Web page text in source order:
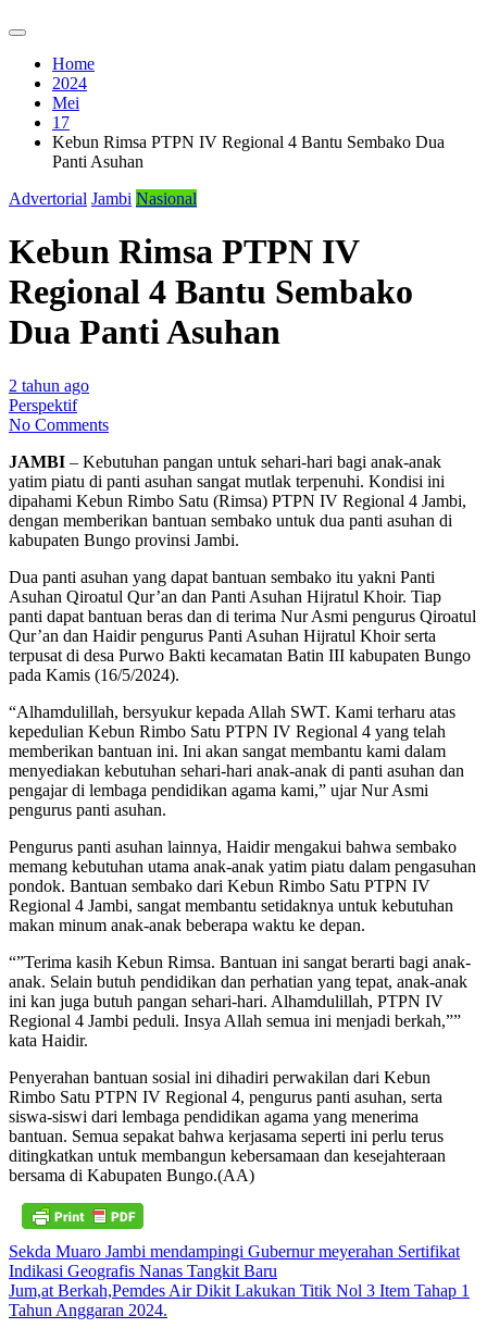
Home
2024
Mei
17
Kebun Rimsa PTPN IV Regional 4 Bantu Sembako Dua
Panti Asuhan
Advertorial Jambi Nasional
Kebun Rimsa PTPN IV
Regional 4 Bantu Sembako
Dua Panti Asuhan
2 tahun ago
Perspektif
No Comments
JAMBI – Kebutuhan pangan untuk sehari-hari bagi anak-anak
yatim piatu di panti asuhan sangat mutlak terpenuhi. Kondisi ini
dipahami Kebun Rimbo Satu (Rimsa) PTPN IV Regional 4 Jambi,
dengan memberikan bantuan sembako untuk dua panti asuhan di
kabupaten Bungo provinsi Jambi.
Dua panti asuhan yang dapat bantuan sembako itu yakni Panti
Asuhan Qiroatul Qur’an dan Panti Asuhan Hijratul Khoir. Tiap
panti dapat bantuan beras dan di terima Nur Asmi pengurus Qiroatul
Qur’an dan Haidir pengurus Panti Asuhan Hijratul Khoir serta
terpusat di desa Purwo Bakti kecamatan Batin III kabupaten Bungo
pada Kamis (16/5/2024).
“Alhamdulillah, bersyukur kepada Allah SWT. Kami terharu atas
kepedulian Kebun Rimbo Satu PTPN IV Regional 4 yang telah
memberikan bantuan ini. Ini akan sangat membantu kami dalam
menyediakan kebutuhan sehari-hari anak-anak di panti asuhan dan
pengajar di lembaga pendidikan agama kami,” ujar Nur Asmi
pengurus panti asuhan.
Pengurus panti asuhan lainnya, Haidir mengakui bahwa sembako
memang kebutuhan utama anak-anak yatim piatu dalam pengasuhan
pondok. Bantuan sembako dari Kebun Rimbo Satu PTPN IV
Regional 4 Jambi, sangat membantu setidaknya untuk kebutuhan
makan minum anak-anak beberapa waktu ke depan.
“”Terima kasih Kebun Rimsa. Bantuan ini sangat berarti bagi anak-
anak. Selain butuh pendidikan dan perhatian yang tepat, anak-anak
ini kan juga butuh pangan sehari-hari. Alhamdulillah, PTPN IV
Regional 4 Jambi peduli. Insya Allah semua ini menjadi berkah,””
kata Haidir.
Penyerahan bantuan sosial ini dihadiri perwakilan dari Kebun
Rimbo Satu PTPN IV Regional 4, pengurus panti asuhan, serta
siswa-siswi dari lembaga pendidikan agama yang menerima
bantuan. Semua sepakat bahwa kerjasama seperti ini perlu terus
ditingkatkan untuk membangun kebersamaan dan kesejahteraan
bersama di Kabupaten Bungo.(AA)
Navigasi
pos
Sekda Muaro Jambi mendampingi Gubernur meyerahan Sertifikat
Indikasi Geografis Nanas Tangkit Baru
Jum,at Berkah,Pemdes Air Dikit Lakukan Titik Nol 3 Item Tahap 1
Tahun Anggaran 2024.